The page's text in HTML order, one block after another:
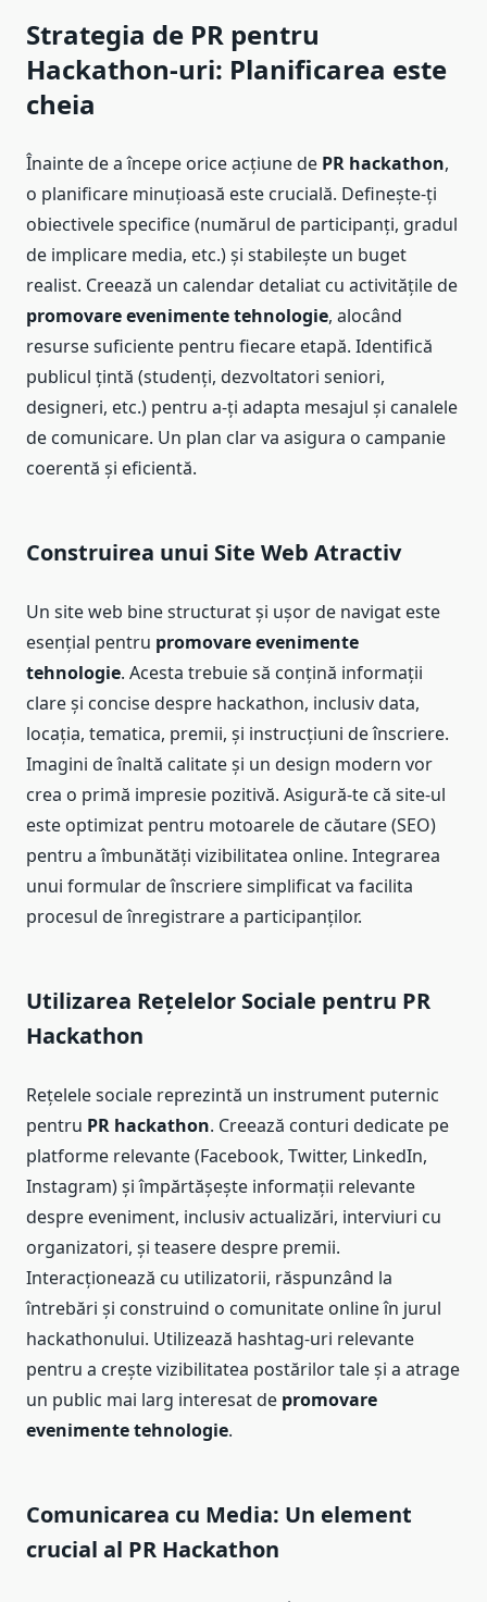
Strategia de PR pentru
Hackathon-uri: Planificarea este
cheia
Înainte de a începe orice acțiune de PR hackathon,
o planificare minuțioasă este crucială. Definește-ți
obiectivele specifice (numărul de participanți, gradul
de implicare media, etc.) și stabilește un buget
realist. Creează un calendar detaliat cu activitățile de
promovare evenimente tehnologie, alocând
resurse suficiente pentru fiecare etapă. Identifică
publicul țintă (studenți, dezvoltatori seniori,
designeri, etc.) pentru a-ți adapta mesajul și canalele
de comunicare. Un plan clar va asigura o campanie
coerentă și eficientă.
Construirea unui Site Web Atractiv
Un site web bine structurat și ușor de navigat este
esențial pentru promovare evenimente
tehnologie. Acesta trebuie să conțină informații
clare și concise despre hackathon, inclusiv data,
locația, tematica, premii, și instrucțiuni de înscriere.
Imagini de înaltă calitate și un design modern vor
crea o primă impresie pozitivă. Asigură-te că site-ul
este optimizat pentru motoarele de căutare (SEO)
pentru a îmbunătăți vizibilitatea online. Integrarea
unui formular de înscriere simplificat va facilita
procesul de înregistrare a participanților.
Utilizarea Rețelelor Sociale pentru PR
Hackathon
Rețelele sociale reprezintă un instrument puternic
pentru PR hackathon. Creează conturi dedicate pe
platforme relevante (Facebook, Twitter, LinkedIn,
Instagram) și împărtășește informații relevante
despre eveniment, inclusiv actualizări, interviuri cu
organizatori, și teasere despre premii.
Interacționează cu utilizatorii, răspunzând la
întrebări și construind o comunitate online în jurul
hackathonului. Utilizează hashtag-uri relevante
pentru a crește vizibilitatea postărilor tale și a atrage
un public mai larg interesat de promovare
evenimente tehnologie.
Comunicarea cu Media: Un element
crucial al PR Hackathon